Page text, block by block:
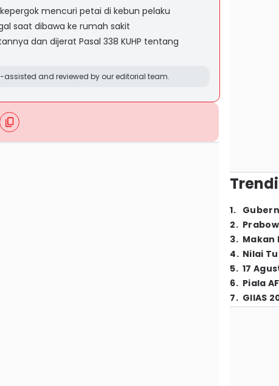
mencuri petai di kebun pelaku
saat dibawa ke rumah sakit
dan dijerat Pasal 338 KUHP tentang
and reviewed by our editorial team.
1.
2.
3. Makan
4. Nilai
5. 17
6. Piala
7. GIIAS